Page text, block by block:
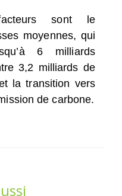
sont le
moyennes, qui
6 milliards
3,2 milliards de
la transition vers
de carbone.